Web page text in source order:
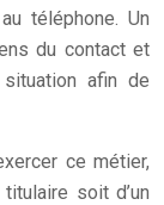
téléphone. Un
du contact et
afin de
ce métier,
soit d’un